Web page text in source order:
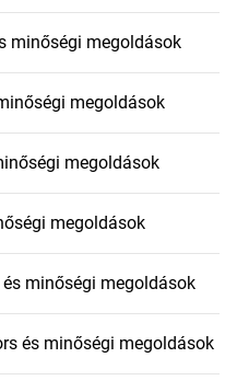
minőségi megoldások
megoldások
megoldások
megoldások
minőségi megoldások
és minőségi megoldások